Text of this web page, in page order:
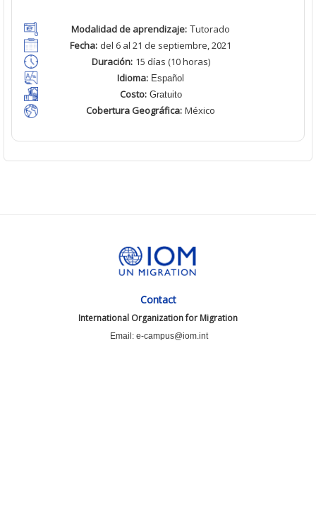
Modalidad de aprendizaje: Tutorado
Fecha: del 6 al 21 de septiembre, 2021
Duración: 15 días (10 horas)
Idioma: Español
Costo:Gratuito
Cobertura Geográfica: México
Contact
International Organization for Migration
Email: e-campus@iom.int